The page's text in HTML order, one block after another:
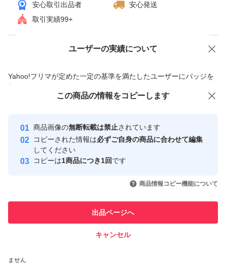
安心取引出品者
安心発送
取引実績99+
ユーザーの実績について
Yahoo!フリマが定めた一定の基準を満たしたユーザーにバッジを
付与しています
安心取引出品者
心・安全なユーザーです
取引実績
引を完了させた実績があります
での取引実績があります
ません
価格の相談 商品への質問
この商品の情報をコピーします
商品画像の無断転載は禁止されています
コピーされた情報は必ずご自身の商品に合わせて編集
してください
コピーは1商品につき1回です
商品情報コピー機能について
出品ページへ
キャンセル
この商品をみている人にオススメ